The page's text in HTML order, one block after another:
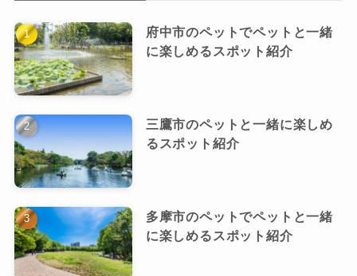
府中市のペットでペットと一緒
に楽しめるスポット紹介
三鷹市のペットと一緒に楽しめ
るスポット紹介
多摩市のペットでペットと一緒
に楽しめるスポット紹介